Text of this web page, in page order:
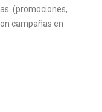
(promociones,
campañas en